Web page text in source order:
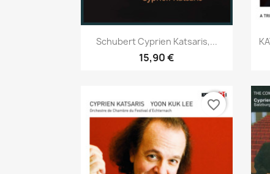
Aperçu rapide
Schubert Cyprien Katsaris,...
15,90 €
favorite_border